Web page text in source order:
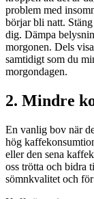
problem med
börjar bli natt.
dig. Dämpa
morgonen. Dels
samtidigt som du
morgondagen.
2. Mindre
En vanlig bov när
hög
eller den sena
oss trötta och bidra
sömnkvalitet och